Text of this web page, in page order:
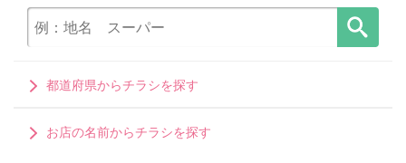
都道府県からチラシを探す
お店の名前からチラシを探す